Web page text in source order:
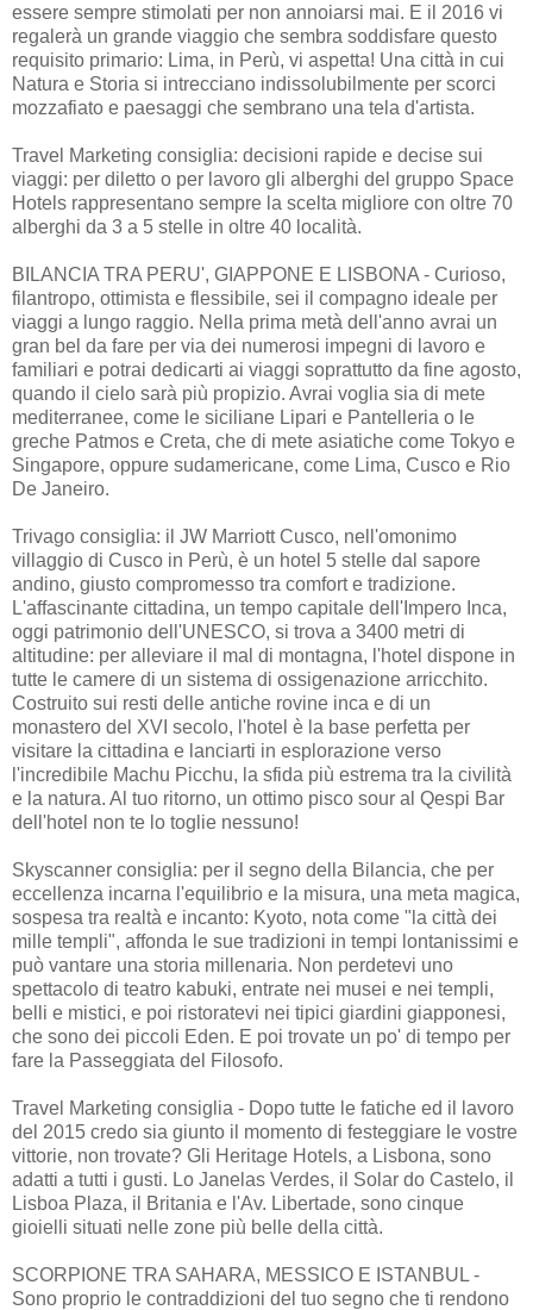
essere sempre stimolati per non annoiarsi mai. E il 2016 vi
regalerà un grande viaggio che sembra soddisfare questo
requisito primario: Lima, in Perù, vi aspetta! Una città in cui
Natura e Storia si intrecciano indissolubilmente per scorci
mozzafiato e paesaggi che sembrano una tela d'artista.
Travel Marketing consiglia: decisioni rapide e decise sui
viaggi: per diletto o per lavoro gli alberghi del gruppo Space
Hotels rappresentano sempre la scelta migliore con oltre 70
alberghi da 3 a 5 stelle in oltre 40 località.
BILANCIA TRA PERU', GIAPPONE E LISBONA - Curioso,
filantropo, ottimista e flessibile, sei il compagno ideale per
viaggi a lungo raggio. Nella prima metà dell'anno avrai un
gran bel da fare per via dei numerosi impegni di lavoro e
familiari e potrai dedicarti ai viaggi soprattutto da fine agosto,
quando il cielo sarà più propizio. Avrai voglia sia di mete
mediterranee, come le siciliane Lipari e Pantelleria o le
greche Patmos e Creta, che di mete asiatiche come Tokyo e
Singapore, oppure sudamericane, come Lima, Cusco e Rio
De Janeiro.
Trivago consiglia: il JW Marriott Cusco, nell'omonimo
villaggio di Cusco in Perù, è un hotel 5 stelle dal sapore
andino, giusto compromesso tra comfort e tradizione.
L'affascinante cittadina, un tempo capitale dell'Impero Inca,
oggi patrimonio dell'UNESCO, si trova a 3400 metri di
altitudine: per alleviare il mal di montagna, l'hotel dispone in
tutte le camere di un sistema di ossigenazione arricchito.
Costruito sui resti delle antiche rovine inca e di un
monastero del XVI secolo, l'hotel è la base perfetta per
visitare la cittadina e lanciarti in esplorazione verso
l'incredibile Machu Picchu, la sfida più estrema tra la civilità
e la natura. Al tuo ritorno, un ottimo pisco sour al Qespi Bar
dell'hotel non te lo toglie nessuno!
Skyscanner consiglia: per il segno della Bilancia, che per
eccellenza incarna l'equilibrio e la misura, una meta magica,
sospesa tra realtà e incanto: Kyoto, nota come "la città dei
mille templi", affonda le sue tradizioni in tempi lontanissimi e
può vantare una storia millenaria. Non perdetevi uno
spettacolo di teatro kabuki, entrate nei musei e nei templi,
belli e mistici, e poi ristoratevi nei tipici giardini giapponesi,
che sono dei piccoli Eden. E poi trovate un po' di tempo per
fare la Passeggiata del Filosofo.
Travel Marketing consiglia - Dopo tutte le fatiche ed il lavoro
del 2015 credo sia giunto il momento di festeggiare le vostre
vittorie, non trovate? Gli Heritage Hotels, a Lisbona, sono
adatti a tutti i gusti. Lo Janelas Verdes, il Solar do Castelo, il
Lisboa Plaza, il Britania e l'Av. Libertade, sono cinque
gioielli situati nelle zone più belle della città.
SCORPIONE TRA SAHARA, MESSICO E ISTANBUL -
Sono proprio le contraddizioni del tuo segno che ti rendono